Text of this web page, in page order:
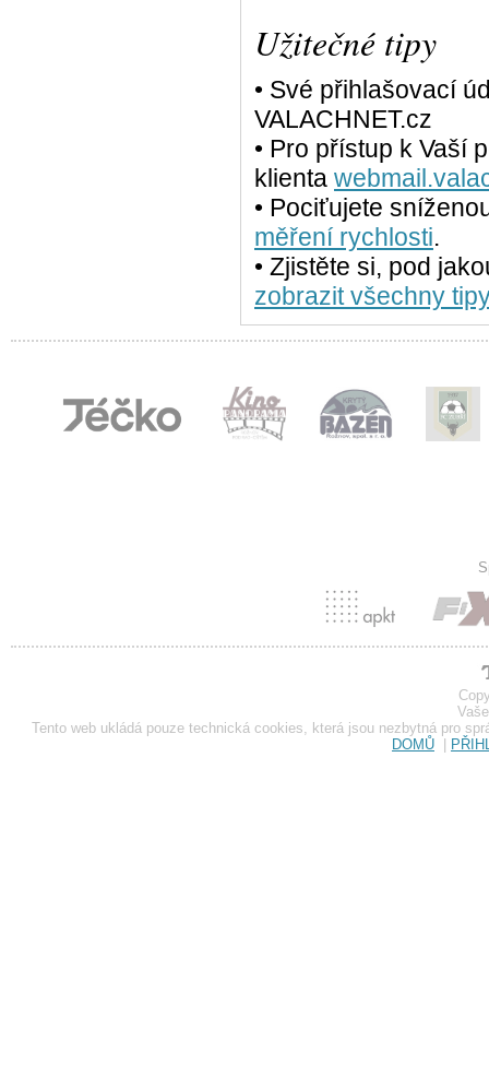
Užitečné tipy
• Své přihlašovací
VALACHNET.cz
• Pro přístup k Vaší
klienta
• Pociťujete
měření rychlosti.
• Zjistěte si, pod
zobrazit všechny
Tento web ukládá pouze technická cookies, která jsou nezbytná pro
DOMŮ |